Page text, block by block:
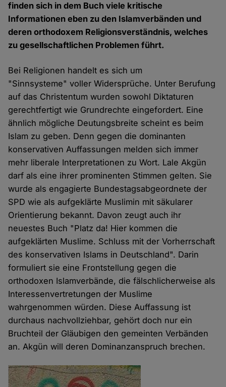
finden sich in dem Buch viele kritische
Informationen eben zu den Islamverbänden und
deren orthodoxem Religionsverständnis, welches
zu gesellschaftlichen Problemen führt.
Bei Religionen handelt es sich um
"Sinnsysteme" voller Widersprüche. Unter Berufung
auf das Christentum wurden sowohl Diktaturen
gerechtfertigt wie Grundrechte eingefordert. Eine
ähnlich mögliche Deutungsbreite scheint es beim
Islam zu geben. Denn gegen die dominanten
konservativen Auffassungen melden sich immer
mehr liberale Interpretationen zu Wort. Lale Akgün
darf als eine ihrer prominenten Stimmen gelten. Sie
wurde als engagierte Bundestagsabgeordnete der
SPD wie als aufgeklärte Muslimin mit säkularer
Orientierung bekannt. Davon zeugt auch ihr
neuestes Buch "Platz da! Hier kommen die
aufgeklärten Muslime. Schluss mit der Vorherrschaft
des konservativen Islams in Deutschland". Darin
formuliert sie eine Frontstellung gegen die
orthodoxen Islamverbände, die fälschlicherweise als
Interessenvertretungen der Muslime
wahrgenommen würden. Diese Auffassung ist
durchaus nachvollziehbar, gehört doch nur ein
Bruchteil der Gläubigen den gemeinten Verbänden
an. Akgün will deren Dominanzanspruch brechen.